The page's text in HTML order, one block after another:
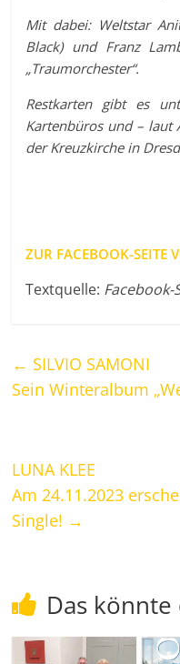
Mit dabei: Weltstar
Black) und Franz
„Traumorchester“.
Restkarten gibt es
Kartenbüros und – laut
der Kreuzkirche in
ZUR FACEBOOK-SEITE
Textquelle:
← SILVIO SAMONI
Sein Winteralbum
LUNA KLEE
Am 24.11.2023
Single! →
Das